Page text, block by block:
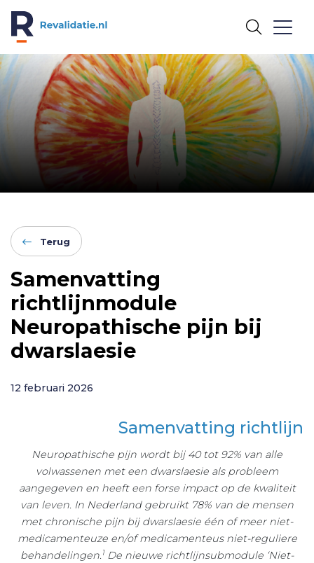
REVALIDATIE.NL
Terug
Samenvatting
richtlijnmodule
Neuropathische pijn bij
dwarslaesie
12 februari 2026
Samenvatting richtlijn
Neuropathische pijn wordt bij 40 tot 92% van alle
volwassenen met een dwarslaesie als probleem
aangegeven en heeft een forse impact op de kwaliteit
van leven. In Nederland gebruikt 78% van de mensen
met chronische pijn bij dwarslaesie één of meer niet-
medicamenteuze en/of medicamenteus niet-reguliere
behandelingen. 1De nieuwe richtlijnsubmodule ‘Niet-